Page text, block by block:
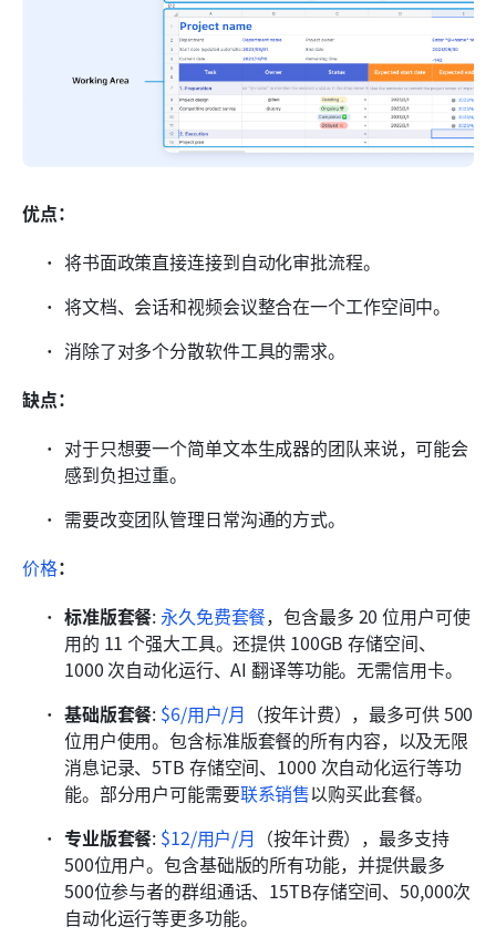
优点：
将书面政策直接连接到自动化审批流程。
将文档、会话和视频会议整合在一个工作空间中。
消除了对多个分散软件工具的需求。
缺点：
对于只想要一个简单文本生成器的团队来说，可能会
感到负担过重。
需要改变团队管理日常沟通的方式。
价格：
标准版套餐: 永久免费套餐，包含最多 20 位用户可使
用的 11 个强大工具。还提供 100GB 存储空间、
1000 次自动化运行、AI 翻译等功能。无需信用卡。
基础版套餐: $6/用户/月 （按年计费），最多可供 500
位用户使用。包含标准版套餐的所有内容，以及无限
消息记录、5TB 存储空间、1000 次自动化运行等功
能。部分用户可能需要联系销售以购买此套餐。
专业版套餐: $12/用户/月 （按年计费），最多支持
500位用户。包含基础版的所有功能，并提供最多
500位参与者的群组通话、15TB存储空间、50,000次
自动化运行等更多功能。